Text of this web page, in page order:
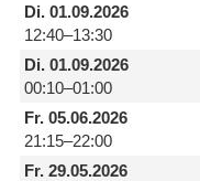
Di.01.09.2026
12:40–13:30
Di.01.09.2026
00:10–01:00
Fr.05.06.2026
21:15–22:00
Fr.29.05.2026